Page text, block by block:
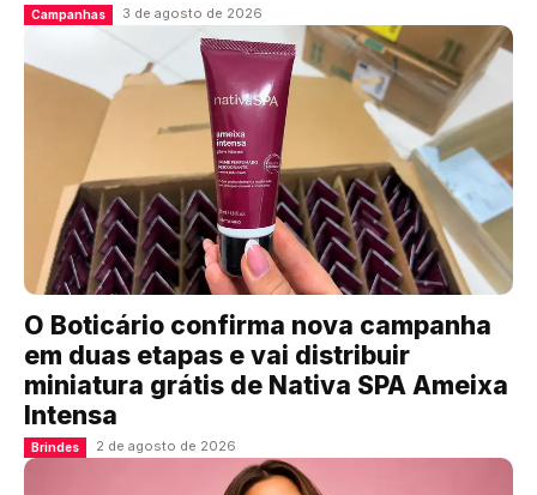
Campanhas 3 de agosto de 2026
O Boticário confirma nova campanha
em duas etapas e vai distribuir
miniatura grátis de Nativa SPA Ameixa
Intensa
Brindes 2 de agosto de 2026